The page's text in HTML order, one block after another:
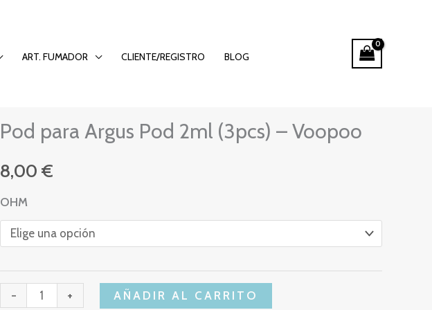
ART. FUMADOR CLIENTE/REGISTRO BLOG
Pod para Argus Pod 2ml (3pcs) – Voopoo
8,00 €
OHM
-
para
Pod
+ AÑADIR AL CARRITO